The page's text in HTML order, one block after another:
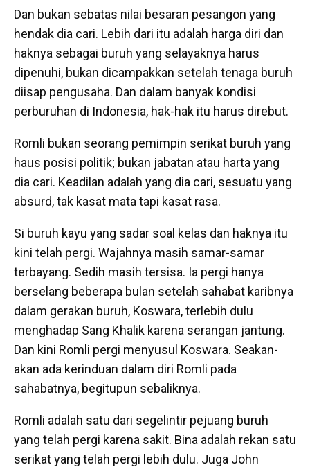
Dan bukan sebatas nilai besaran pesangon yang
hendak dia cari. Lebih dari itu adalah harga diri dan
haknya sebagai buruh yang selayaknya harus
dipenuhi, bukan dicampakkan setelah tenaga buruh
diisap pengusaha. Dan dalam banyak kondisi
perburuhan di Indonesia, hak-hak itu harus direbut.
Romli bukan seorang pemimpin serikat buruh yang
haus posisi politik; bukan jabatan atau harta yang
dia cari. Keadilan adalah yang dia cari, sesuatu yang
absurd, tak kasat mata tapi kasat rasa.
Si buruh kayu yang sadar soal kelas dan haknya itu
kini telah pergi. Wajahnya masih samar-samar
terbayang. Sedih masih tersisa. Ia pergi hanya
berselang beberapa bulan setelah sahabat karibnya
dalam gerakan buruh, Koswara, terlebih dulu
menghadap Sang Khalik karena serangan jantung.
Dan kini Romli pergi menyusul Koswara. Seakan-
akan ada kerinduan dalam diri Romli pada
sahabatnya, begitupun sebaliknya.
Romli adalah satu dari segelintir pejuang buruh
yang telah pergi karena sakit. Bina adalah rekan satu
serikat yang telah pergi lebih dulu. Juga John